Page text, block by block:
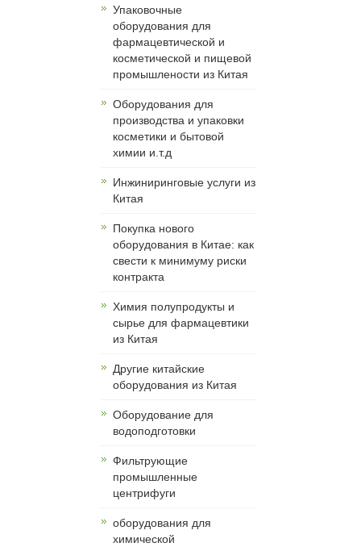
Упаковочные
оборудования для
фармацевтической и
косметической и пищевой
промышлености из Китая
Оборудования для
производства и упаковки
косметики и бытовой
химии и.т.д
Инжиниринговые услуги из
Китая
Покупка нового
оборудования в Китае: как
свести к минимуму риски
контракта
Химия полупродукты и
сырье для фармацевтики
из Китая
Другие китайские
оборудования из Китая
Оборудование для
водоподготовки
Фильтрующие
промышленные
центрифуги
оборудования для
химической